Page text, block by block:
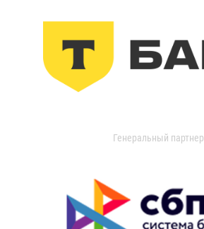
Генеральный партнер